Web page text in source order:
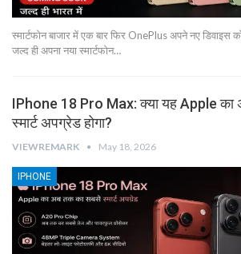
स्मार्टफोन बाजार में एक बार फिर OnePlus अपने नए डिवाइस
जल्द ही अपना नया स्मार्टफोन…
IPhone 18 Pro Max: क्या यह Apple
स्मार्ट अपग्रेड होगा?
VIEWREMARK May 18, 2026
IPHONE